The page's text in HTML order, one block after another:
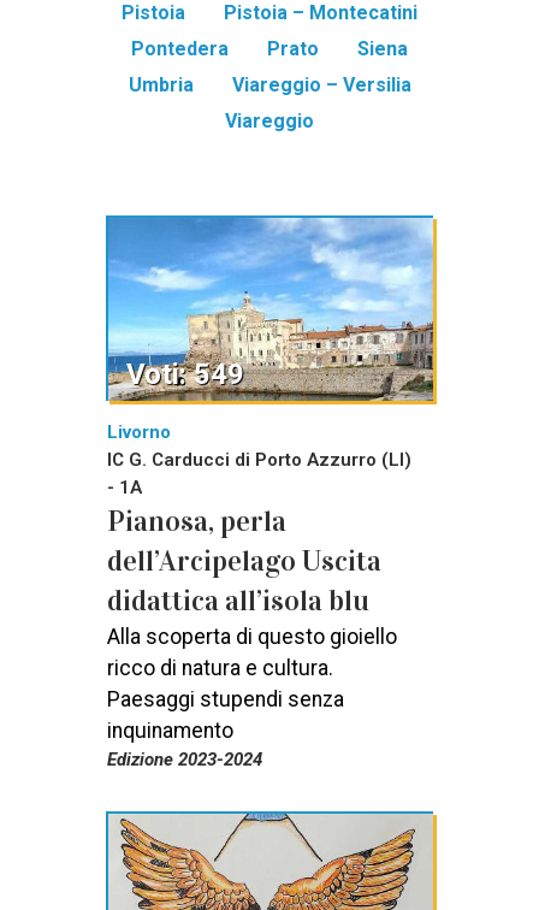
Pistoia
Pistoia – Montecatini
Pontedera
Prato
Siena
Umbria
Viareggio – Versilia
Viareggio
Livorno
IC G. Carducci di Porto Azzurro (LI)
- 1A
Pianosa, perla
dell’Arcipelago Uscita
didattica all’isola blu
Alla scoperta di questo gioiello
ricco di natura e cultura.
Paesaggi stupendi senza
inquinamento
Edizione 2023-2024
Voti: 549